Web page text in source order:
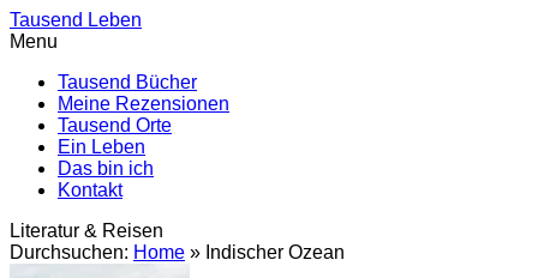
Tausend Leben
Menu
Tausend Bücher
Meine Rezensionen
Tausend Orte
Ein Leben
Das bin ich
Kontakt
Literatur & Reisen
Durchsuchen: Home » Indischer Ozean